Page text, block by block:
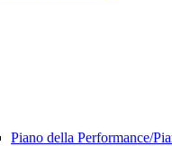
Piano della Performance/